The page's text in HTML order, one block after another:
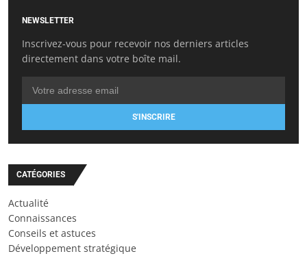
NEWSLETTER
Inscrivez-vous pour recevoir nos derniers articles
directement dans votre boîte mail.
S'INSCRIRE
CATÉGORIES
Actualité
Connaissances
Conseils et astuces
Développement stratégique